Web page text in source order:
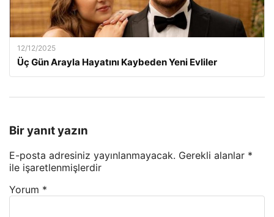
12/12/2025
Üç Gün Arayla Hayatını Kaybeden Yeni Evliler
Bir yanıt yazın
E-posta adresiniz yayınlanmayacak. Gerekli alanlar *
ile işaretlenmişlerdir
Yorum *